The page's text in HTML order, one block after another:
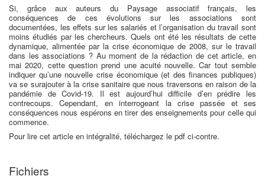
Si, grâce aux auteurs du Paysage associatif français, les
conséquences de ces évolutions sur les associations sont
documentées, les effets sur les salariés et l’organisation du travail sont
moins étudiés par les chercheurs. Quels ont été les résultats de cette
dynamique, alimentée par la crise économique de 2008, sur le travail
dans les associations ? Au moment de la rédaction de cet article, en
mai 2020, cette question prend une acuité nouvelle. Car tout semble
indiquer qu’une nouvelle crise économique (et des finances publiques)
va se surajouter à la crise sanitaire que nous traversons en raison de la
pandémie de Covid-19. Il est aujourd’hui difficile d’en prédire les
contrecoups. Cependant, en interrogeant la crise passée et ses
conséquences nous espérons en tirer des enseignements pour celle qui
commence.
Pour lire cet article en intégralité, téléchargez le pdf ci-contre.
Fichiers